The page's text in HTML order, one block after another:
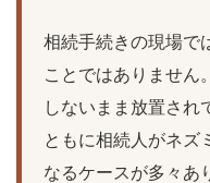
相続手続きの現場で
ことではありません
しないまま放置され
ともに相続人がネズ
なるケースが多々あ